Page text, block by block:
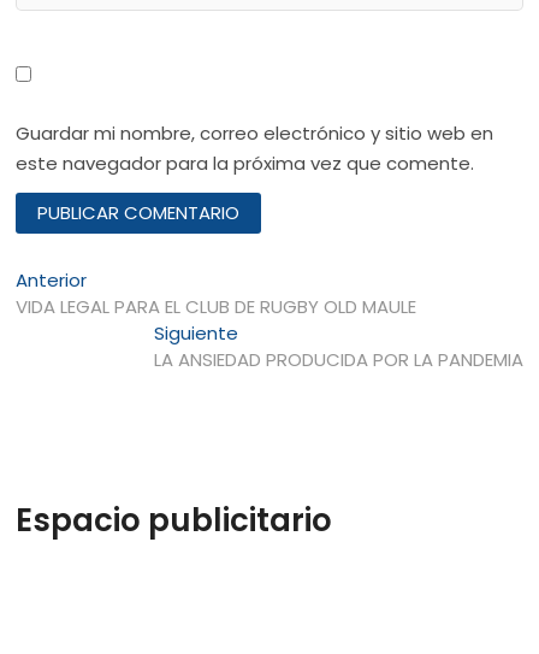
Guardar mi nombre, correo electrónico y sitio web en
este navegador para la próxima vez que comente.
Navegación
de
entradas
AnteriorEntrada
anterior:
VIDA LEGAL PARA EL CLUB DE RUGBY OLD MAULE
SiguienteEntrada
siguiente:
LA ANSIEDAD PRODUCIDA POR LA PANDEMIA
Espacio publicitario